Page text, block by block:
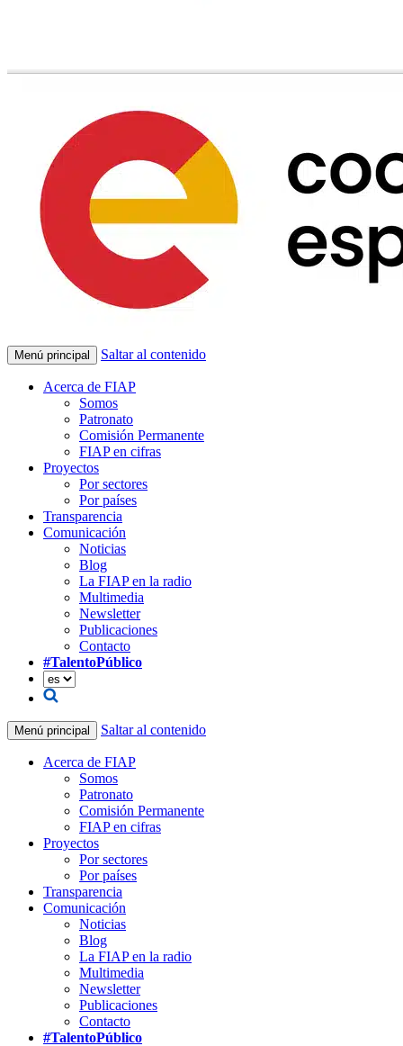
Menú principal Saltar al contenido
Acerca de FIAP
Somos
Patronato
Comisión Permanente
FIAP en cifras
Proyectos
Por sectores
Por países
Transparencia
Comunicación
Noticias
Blog
La FIAP en la radio
Multimedia
Newsletter
Publicaciones
Contacto
#TalentoPúblico
Menú principal Saltar al contenido
Acerca de FIAP
Somos
Patronato
Comisión Permanente
FIAP en cifras
Proyectos
Por sectores
Por países
Transparencia
Comunicación
Noticias
Blog
La FIAP en la radio
Multimedia
Newsletter
Publicaciones
Contacto
#TalentoPúblico